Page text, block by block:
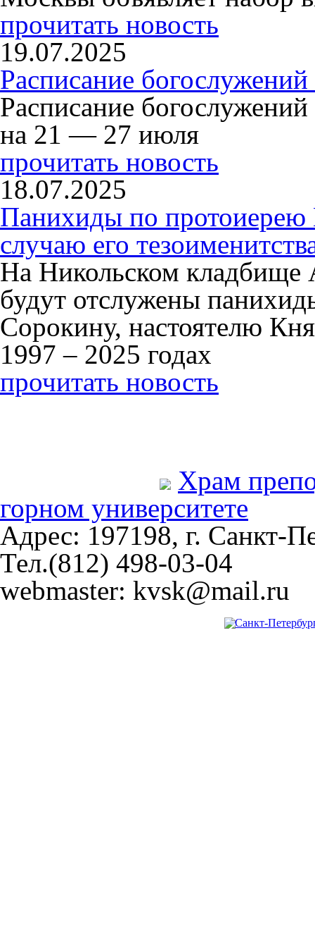
прочитать новость
19.07.2025
Расписание
Расписание
на 21 — 27 июля
прочитать новость
18.07.2025
Панихиды по
случаю его
На Никольском кладбище
будут отслужены
Сорокину, настоятелю
1997 – 2025 годах
прочитать новость
Храм
горном университете
Адрес: 197198, г. Санкт-
Тел.(812) 498-03-04
webmaster: kvsk@mail.ru